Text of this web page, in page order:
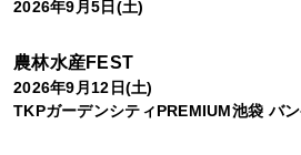
2026年9月5日(土)
農林水産FEST
2026年9月12日(土)
TKPガーデンシティPREMIUM池袋 バ